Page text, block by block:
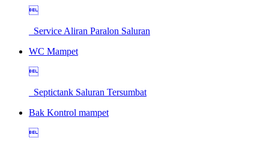

Service Aliran Paralon Saluran
WC Mampet

Septictank Saluran Tersumbat
Bak Kontrol mampet
